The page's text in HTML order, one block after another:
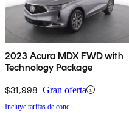
2023 Acura MDX FWD with
Technology Package
$31,998 Gran oferta
Incluye tarifas de conc.